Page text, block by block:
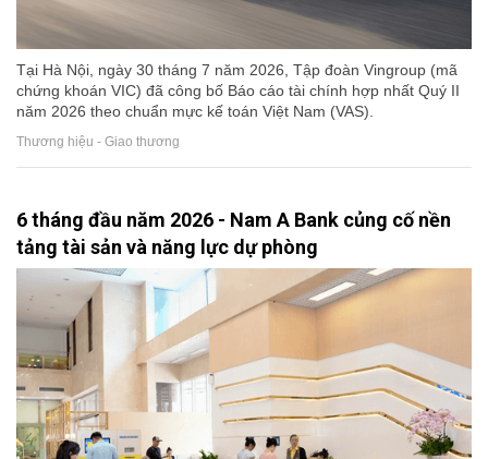
Tại Hà Nội, ngày 30 tháng 7 năm 2026, Tập đoàn Vingroup (mã
chứng khoán VIC) đã công bố Báo cáo tài chính hợp nhất Quý II
năm 2026 theo chuẩn mực kế toán Việt Nam (VAS).
Thương hiệu - Giao thương
6 tháng đầu năm 2026 - Nam A Bank củng cố nền
tảng tài sản và năng lực dự phòng